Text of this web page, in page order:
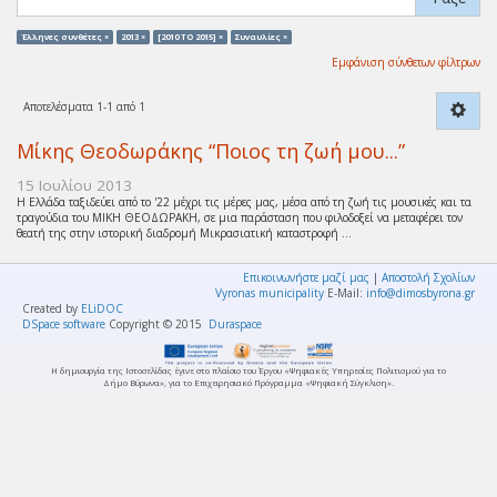
Έλληνες συνθέτες × 2013 × [2010 TO 2015] × Συναυλίες ×
Εμφάνιση σύνθετων φίλτρων
Αποτελέσματα 1-1 από 1
Μίκης Θεοδωράκης “Ποιος τη ζωή μου...”
15 Ιουλίου 2013
Η Ελλάδα ταξιδεύει από το '22 μέχρι τις μέρες μας, μέσα από τη ζωή τις μουσικές και τα
τραγούδια του ΜΙΚΗ ΘΕΟΔΩΡΑΚΗ, σε μια παράσταση που φιλοδοξεί να μεταφέρει τον
θεατή της στην ιστορική διαδρομή Μικρασιατική καταστροφή ...
Επικοινωνήστε μαζί μας | Αποστολή Σχολίων
Vyronas municipality E-Mail: info@dimosbyrona.gr
Created by ELiDOC
DSpace software Copyright © 2015 Duraspace
Η δημιουργία της Ιστοσελίδας έγινε στο πλαίσιο του Έργου «Ψηφιακές Υπηρεσίες Πολιτισμού για το
Δήμο Βύρωνα», για το Επιχειρησιακό Πρόγραμμα «Ψηφιακή Σύγκλιση».